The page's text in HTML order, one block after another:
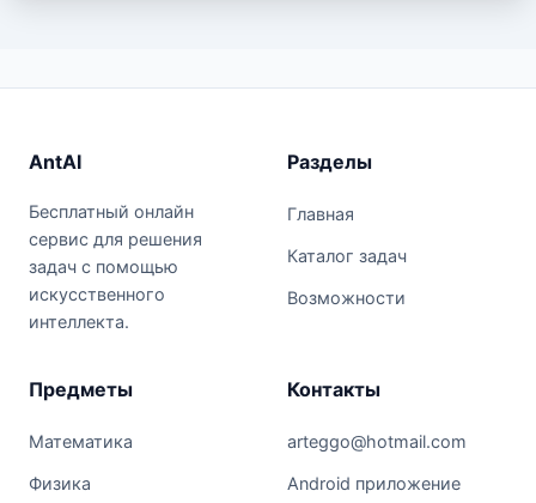
AntAI
Бесплатный онлайн
сервис для решения
задач с помощью
искусственного
интеллекта.
Разделы
Главная
Каталог задач
Возможности
Предметы
Математика
Физика
Контакты
arteggo@hotmail.com
Android приложение